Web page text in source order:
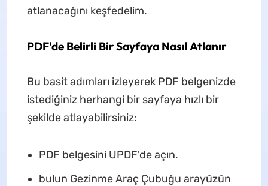
atlanacağını keşfedelim.
PDF'de Belirli Bir Sayfaya Nasıl Atlanır
Bu basit adımları izleyerek PDF belgenizde
istediğiniz herhangi bir sayfaya hızlı bir
şekilde atlayabilirsiniz:
PDF belgesini UPDF'de açın.
bulun Gezinme Araç Çubuğu arayüzün